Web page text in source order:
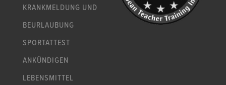
KRANKMELDUNG UND
BEURLAUBUNG
SPORTATTEST
ANKÜNDIGEN
LEBENSMITTEL